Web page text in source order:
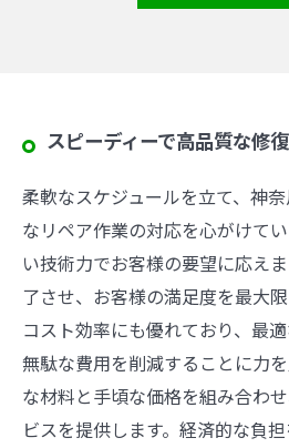
スピーディーで高品質な修
柔軟なスケジュールを立て、神
なリペア作業の対応を心がけて
い技術力でお客様の要望に応え
了させ、お客様の満足度を最大
コスト効率にも優れており、最
無駄な費用を削減することに力
な材料と手頃な価格を組み合わ
ビスを提供します。経済的な負